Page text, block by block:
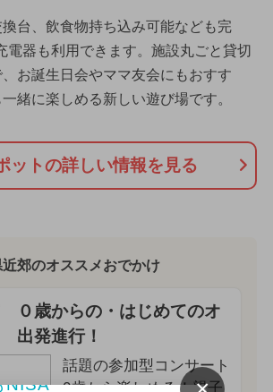
台、飲食物持ち込み可能なども完
電器も利用できます。施設丸ごと貸切
お誕生日会やママ友会にもおすす
緒に楽しめる新しい遊び場です。
ットの詳しい情報を見る
近郊のオススメおでかけ
０歳からの・はじめてのオ
出発進行！
話題の参加型コンサート
0歳から楽しめる！親子